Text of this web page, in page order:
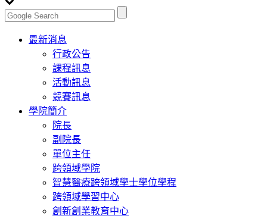
Toggle
navigation
最新消息
行政公告
課程訊息
活動訊息
競賽訊息
學院簡介
院長
副院長
單位主任
跨領域學院
智慧醫療跨領域學士學位學程
跨領域學習中心
創新創業教育中心